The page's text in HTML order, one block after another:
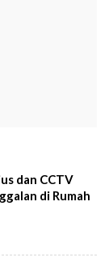
dan CCTV
di Rumah